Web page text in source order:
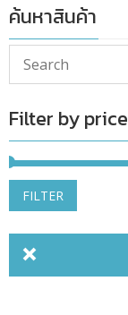
ค้นหาสินค้า
Filter by price
FILTER